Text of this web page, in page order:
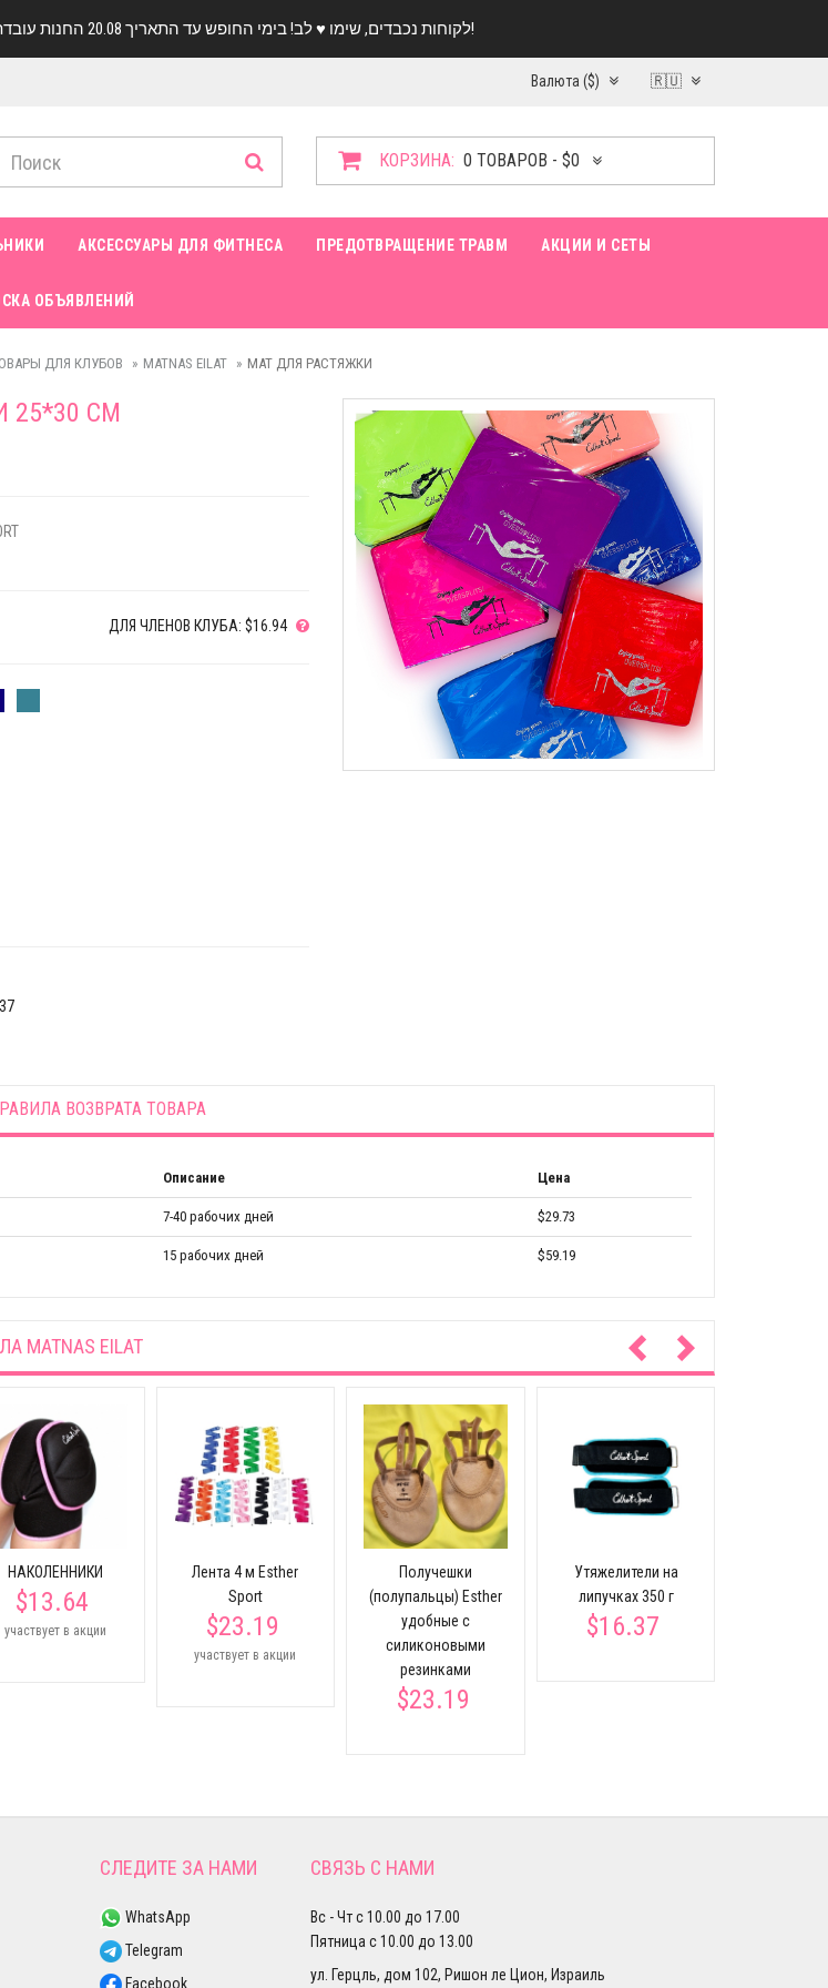
לקוחות נכבדים, שימו ♥️ לב! בימי החופש עד התאריך 20.08 החנות עובדת במתכונת מצומצמת. נא להתקשר לפני הגעה!
Валюта ($) 🇷🇺
КОРЗИНА: 0 ТОВАРОВ - $0
АКСЕССУАРЫ ДЛЯ ФИТНЕСА ПРЕДОТВРАЩЕНИЕ ТРАВМ АКЦИИ И СЕТЫ
ОБЪЯВЛЕНИЙ
ДЛЯ КЛУБОВ MATNAS EILAT МАТ ДЛЯ РАСТЯЖКИ
25*30 СМ
ДЛЯ ЧЛЕНОВ КЛУБА: $16.94
ВОЗВРАТА ТОВАРА
Описание Цена
7-40 рабочих дней $29.73
15 рабочих дней $59.19
MATNAS EILAT
НАКОЛЕННИКИ
$13.64
участвует в акции
Лента 4 м Esther
Sport
$23.19
участвует в акции
Получешки
(полупальцы) Esther
удобные с
силиконовыми
резинками
$23.19
Утяжелители на
липучках 350 г
$16.37
СЛЕДИТЕ ЗА НАМИ
WhatsApp
Telegram
Facebook
СВЯЗЬ С НАМИ
Вс - Чт с 10.00 до 17.00
Пятница с 10.00 до 13.00
ул. Герцль, дом 102, Ришон ле Цион, Израиль